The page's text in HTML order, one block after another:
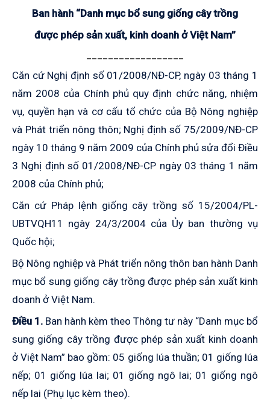
Ban hành “Danh mục bổ sung giống cây trồng
được phép sản xuất, kinh doanh ở Việt Nam”
Căn cứ Nghị định số 01/2008/NĐ-CP, ngày 03 tháng 1
năm 2008 của Chính phủ quy định chức năng, nhiệm
vụ, quyền hạn và cơ cấu tổ chức của Bộ Nông nghiệp
và Phát triển nông thôn; Nghị định số 75/2009/NĐ-CP
ngày 10 tháng 9 năm 2009 của Chính phủ sửa đổi Điều
3 Nghị định số 01/2008/NĐ-CP ngày 03 tháng 1 năm
2008 của Chính phủ;
Căn cứ Pháp lệnh giống cây trồng số 15/2004/PL-
UBTVQH11 ngày 24/3/2004 của Ủy ban thường vụ
Quốc hội;
Bộ Nông nghiệp và Phát triển nông thôn ban hành Danh
mục bổ sung giống cây trồng được phép sản xuất kinh
doanh ở Việt Nam.
Điều 1. Ban hành kèm theo Thông tư này “Danh mục bổ
sung giống cây trồng được phép sản xuất kinh doanh
ở Việt Nam” bao gồm: 05 giống lúa thuần; 01 giống lúa
nếp; 01 giống lúa lai; 01 giống ngô lai; 01 giống ngô
nếp lai (Phụ lục kèm theo).